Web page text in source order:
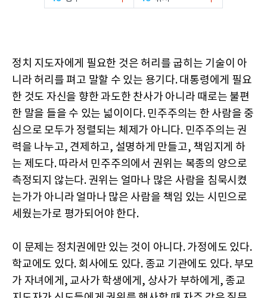
정치 지도자에게 필요한 것은 허리를 굽히는 기술이 아
니라 허리를 펴고 말할 수 있는 용기다. 대통령에게 필요
한 것도 자신을 향한 과도한 찬사가 아니라 때로는 불편
한 말을 들을 수 있는 넓이이다. 민주주의는 한 사람을 중
심으로 모두가 정렬되는 체제가 아니다. 민주주의는 권
력을 나누고, 견제하고, 설명하게 만들고, 책임지게 하
는 제도다. 따라서 민주주의에서 권위는 복종의 양으로
측정되지 않는다. 권위는 얼마나 많은 사람을 침묵시켰
는가가 아니라 얼마나 많은 사람을 책임 있는 시민으로
세웠는가로 평가되어야 한다.
이 문제는 정치권에만 있는 것이 아니다. 가정에도 있다.
학교에도 있다. 회사에도 있다. 종교 기관에도 있다. 부모
가 자녀에게, 교사가 학생에게, 상사가 부하에게, 종교